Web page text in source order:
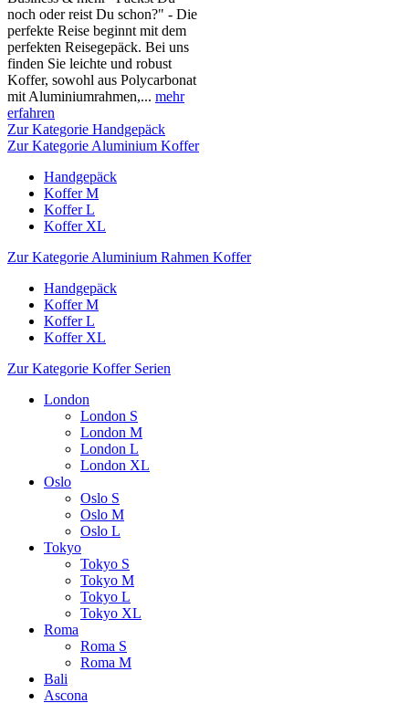
noch oder reist Du schon?" - Die
perfekte Reise beginnt mit dem
perfekten Reisegepäck. Bei uns
finden Sie leichte und robust
Koffer, sowohl aus Polycarbonat
mit Aluminiumrahmen,... mehr
erfahren
Zur Kategorie Handgepäck
Zur Kategorie Aluminium Koffer
Handgepäck
Koffer M
Koffer L
Koffer XL
Zur Kategorie Aluminium Rahmen Koffer
Handgepäck
Koffer M
Koffer L
Koffer XL
Zur Kategorie Koffer Serien
London
London S
London M
London L
London XL
Oslo
Oslo S
Oslo M
Oslo L
Tokyo
Tokyo S
Tokyo M
Tokyo L
Tokyo XL
Roma
Roma S
Roma M
Bali
Ascona